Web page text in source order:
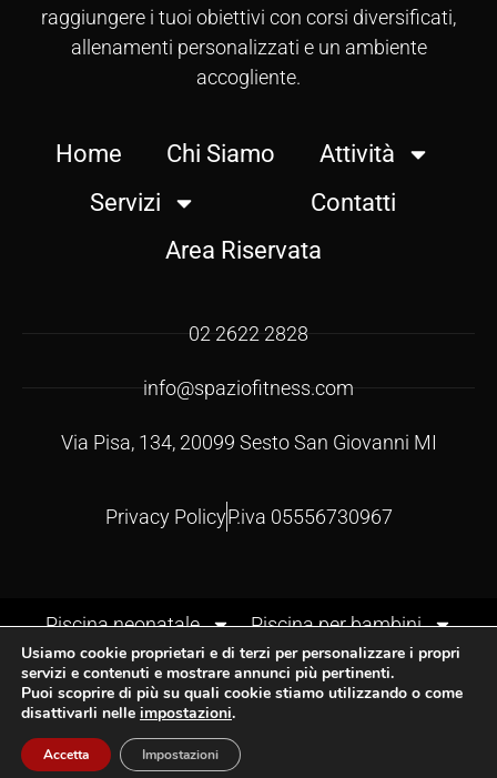
raggiungere i tuoi obiettivi con corsi diversificati,
allenamenti personalizzati e un ambiente
accogliente.
Home Chi Siamo
Attività
Servizi
Contatti
Area Riservata
02 2622 2828
info@spaziofitness.com
Via Pisa, 134, 20099 Sesto San Giovanni MI
Privacy PolicyP.iva 05556730967
Piscina neonatale
Piscina per bambini
Corsi di nuoto per bambini
Corsi neonatali
Corsi in acqua genitore-bambino
PROVA GRATUITA
Usiamo cookie proprietari e di terzi per personalizzare i propri
servizi e contenuti e mostrare annunci più pertinenti.
Puoi scoprire di più su quali cookie stiamo utilizzando o come
disattivarli nelle impostazioni.
Accetta Impostazioni